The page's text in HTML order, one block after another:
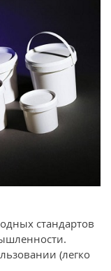
стандартов
(легко